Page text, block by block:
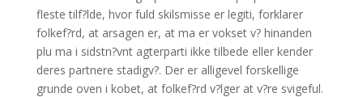
fleste tilf?lde, hvor fuld skilsmisse er legiti, forklarer
folkef?rd, at arsagen er, at ma er vokset v? hinanden
plu ma i sidstn?vnt agterparti ikke tilbede eller kender
deres partnere stadigv?. Der er alligevel forskellige
grunde oven i kobet, at folkef?rd v?lger at v?re svigeful.